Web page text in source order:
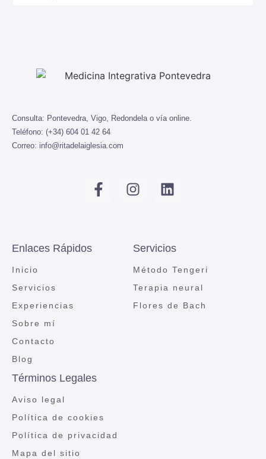
Consulta: Pontevedra, Vigo, Redondela o vía online.
Teléfono: (+34) 604 01 42 64
Correo: info@ritadelaiglesia.com
Enlaces Rápidos
Inicio
Servicios
Experiencias
Sobre mí
Contacto
Blog
Servicios
Método Tengeri
Terapia neural
Flores de Bach
Términos Legales
Aviso legal
Política de cookies
Política de privacidad
Mapa del sitio